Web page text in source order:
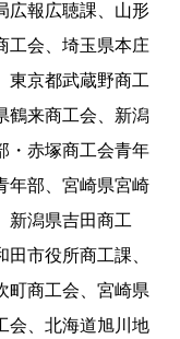
広報広聴課、山形
工会、埼玉県本庄
東京都武蔵野商工
鶴来商工会、新潟
・赤塚商工会青年
年部、宮崎県宮崎
新潟県吉田商工
市役所商工課、
町商工会、宮崎県
会、北海道旭川地